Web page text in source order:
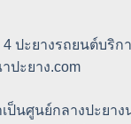
เป็นศูนย์กลางปะยา